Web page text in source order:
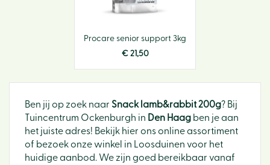
Procare senior support 3kg
€ 21,50
Ben jij op zoek naar Snack lamb&rabbit 200g? Bij
Tuincentrum Ockenburgh in Den Haag ben je aan
het juiste adres! Bekijk hier ons online assortiment
of bezoek onze winkel in Loosduinen voor het
huidige aanbod. We zijn goed bereikbaar vanaf